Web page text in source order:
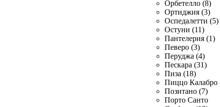
Орбетелло (8)
Ортиджия (3)
Оспедалетти (5)
Остуни (11)
Пантелерия (1)
Певеро (3)
Перуджа (4)
Пескара (31)
Пиза (18)
Пиццо Калабро
Позитано (7)
Порто Санто